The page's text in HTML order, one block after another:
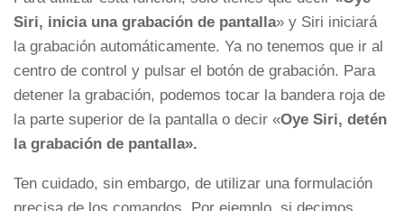
Siri, inicia una grabación de pantalla» y Siri iniciará
la grabación automáticamente. Ya no tenemos que ir al
centro de control y pulsar el botón de grabación. Para
detener la grabación, podemos tocar la bandera roja de
la parte superior de la pantalla o decir «Oye Siri, detén
la grabación de pantalla».
Ten cuidado, sin embargo, de utilizar una formulación
precisa de los comandos. Por ejemplo, si decimos